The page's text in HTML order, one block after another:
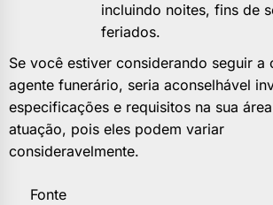
incluindo noites, fins de
feriados.
Se você estiver considerando seguir a
agente funerário, seria aconselhável
especificações e requisitos na sua
atuação, pois eles podem variar
consideravelmente.
Fonte